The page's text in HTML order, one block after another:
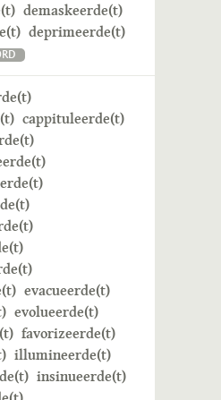
demaskeerde(t)
deprimeerde(t)
cappituleerde(t)
evacueerde(t)
evolueerde(t)
favorizeerde(t)
illumineerde(t)
insinueerde(t)